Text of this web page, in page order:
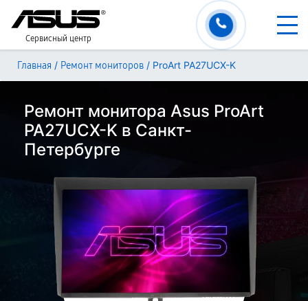
Сервисный центр
Главная / Ремонт мониторов / ProArt PA27UCX-K
Ремонт монитора Asus ProArt
PA27UCX-K в Санкт-
Петербурге